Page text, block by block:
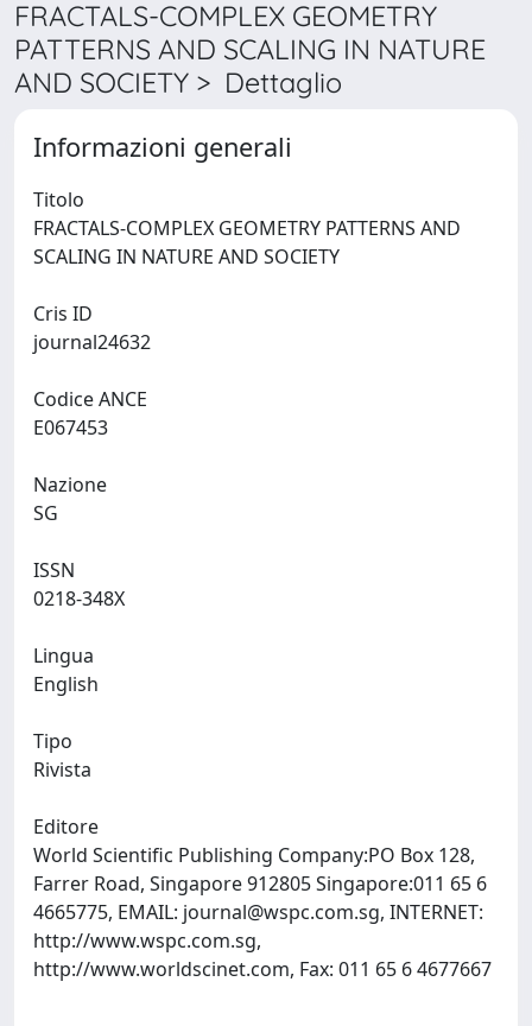
FRACTALS-COMPLEX GEOMETRY
PATTERNS AND SCALING IN NATURE
AND SOCIETY > Dettaglio
Informazioni generali
Titolo
FRACTALS-COMPLEX GEOMETRY PATTERNS AND
Cris ID
Codice ANCE
Nazione
ISSN
Lingua
Tipo
Rivista
Editore
World Scientific Publishing Company:PO Box 128,
Farrer Road, Singapore 912805 Singapore:011 65 6
4665775, EMAIL: journal@wspc.com.sg, INTERNET:
http://www.wspc.com.sg,
http://www.worldscinet.com, Fax: 011 65 6 4677667